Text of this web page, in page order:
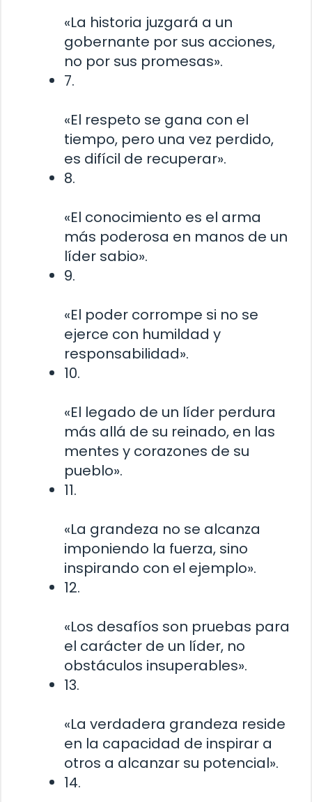
«La historia juzgará a un
gobernante por sus acciones,
no por sus promesas».
7.
«El respeto se gana con el
tiempo, pero una vez perdido,
es difícil de recuperar».
8.
«El conocimiento es el arma
más poderosa en manos de un
líder sabio».
9.
«El poder corrompe si no se
ejerce con humildad y
responsabilidad».
10.
«El legado de un líder perdura
más allá de su reinado, en las
mentes y corazones de su
pueblo».
11.
«La grandeza no se alcanza
imponiendo la fuerza, sino
inspirando con el ejemplo».
12.
«Los desafíos son pruebas para
el carácter de un líder, no
obstáculos insuperables».
13.
«La verdadera grandeza reside
en la capacidad de inspirar a
otros a alcanzar su potencial».
14.